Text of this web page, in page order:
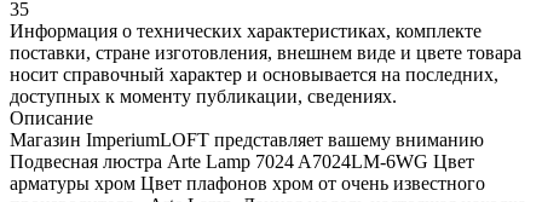
35
Информация о технических характеристиках, комплекте
поставки, стране изготовления, внешнем виде и цвете товара
носит справочный характер и основывается на последних,
доступных к моменту публикации, сведениях.
Описание
Магазин ImperiumLOFT представляет вашему вниманию
Подвесная люстра Arte Lamp 7024 A7024LM-6WG Цвет
арматуры хром Цвет плафонов хром от очень известного